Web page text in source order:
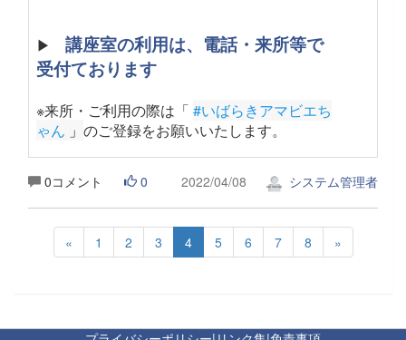
▶ 講座室の利用は、電話・来所等で
受付ております
※来所・ご利用の際は「 #いばらきアマビエち
ゃん 」 のご登録をお願いいたします。
0コメント 0 2022/04/08 システム管理者
« 1 2 3 4 5 6 7 8 »